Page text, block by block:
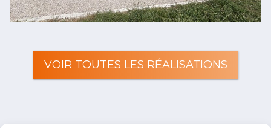
VOIR TOUTES LES RÉALISATIONS